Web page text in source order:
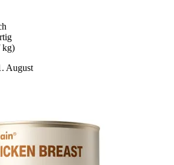
kg)
August